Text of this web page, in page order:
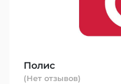
Полис
(Нет отзывов)